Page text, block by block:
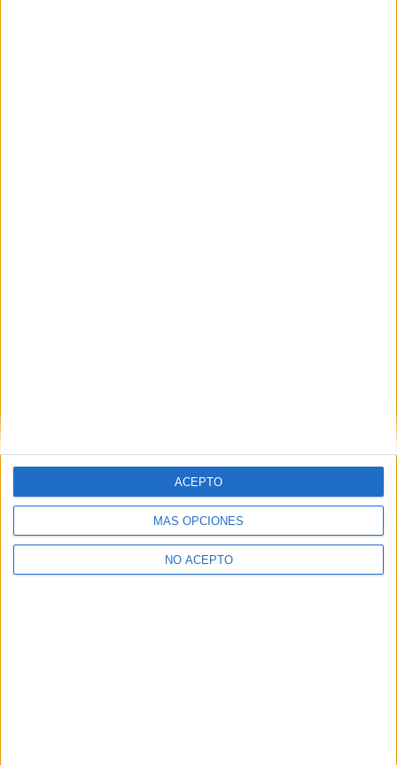
MÁS OPCIONES
NO ACEPTO
ACEPTO